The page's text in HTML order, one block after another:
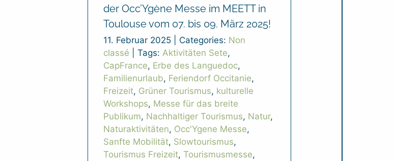
der Occ’Ygène Messe im MEETT in
Toulouse vom 07. bis 09. März 2025!
11. Februar 2025 Categories: Non
classé
Tags: Aktivitäten Sete,
CapFrance, Erbe des Languedoc,
Familienurlaub, Feriendorf Occitanie,
Freizeit, Grüner Tourismus, kulturelle
Workshops, Messe für das breite
Publikum, Nachhaltiger Tourismus, Natur,
Naturaktivitäten, Occ'Ygene Messe,
Sanfte Mobilität, Slowtourismus,
Tourismus Freizeit, Tourismusmesse,